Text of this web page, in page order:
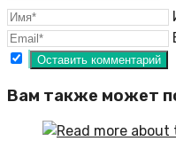
Вам также может